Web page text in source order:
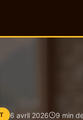
6 avril 2026 9 min